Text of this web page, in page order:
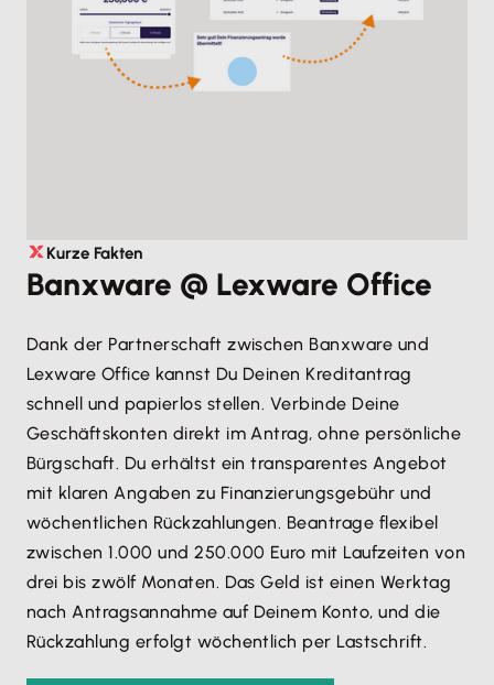
Kurze Fakten
Banxware @ Lexware Office
Dank der Partnerschaft zwischen Banxware und
Lexware Office kannst Du Deinen Kreditantrag
schnell und papierlos stellen. Verbinde Deine
Geschäftskonten direkt im Antrag, ohne persönliche
Bürgschaft. Du erhältst ein transparentes Angebot
mit klaren Angaben zu Finanzierungsgebühr und
wöchentlichen Rückzahlungen. Beantrage flexibel
zwischen 1.000 und 250.000 Euro mit Laufzeiten von
drei bis zwölf Monaten. Das Geld ist einen Werktag
nach Antragsannahme auf Deinem Konto, und die
Rückzahlung erfolgt wöchentlich per Lastschrift.